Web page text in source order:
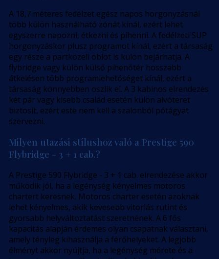
A 18,7 méteres fedélzet egész napos horgonyzásnál
több külön használható zónát kínál, ezért lehet
egyszerre napozni, étkezni és pihenni. A fedélzeti SUP
horgonyzáskor plusz programot kínál, ezért a társaság
egy része a partközeli öblöt is külön bejárhatja. A
flybridge vagy külön külső pihenőtér hosszabb
átkelésen több programlehetőséget kínál, ezért a
társaság könnyebben oszlik el. A 3 kabinos elrendezés
két pár vagy kisebb család esetén külön alvóteret
biztosít, ezért este nem kell a szalonból pótágyat
szervezni.
Milyen utazási stílushoz való a Prestige 590
Flybridge - 3 + 1 cab.?
A Prestige 590 Flybridge - 3 + 1 cab. elrendezése akkor
működik jól, ha a legénység kényelmes motoros
chartert keresnek. Motoros charter esetén azoknak
lehet kényelmes, akik kevesebb vitorlás rutint és
gyorsabb helyváltoztatást szeretnének. A 6 fős
kapacitás alapján érdemes olyan csapatnak választani,
amely tényleg kihasználja a férőhelyeket. A legjobb
élményt akkor nyújtja, ha a legénység mérete és a